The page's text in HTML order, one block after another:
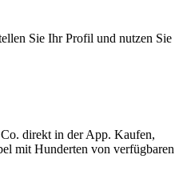
Sie Ihr Profil und nutzen Sie
direkt in der App. Kaufen,
mit Hunderten von verfügbaren